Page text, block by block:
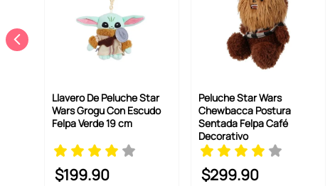
Llavero De Peluche Star
Wars Grogu Con Escudo
Felpa Verde 19 cm
$199.90
Peluche Star Wars
Chewbacca Postura
Sentada Felpa Café
Decorativo
$299.90